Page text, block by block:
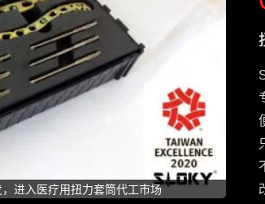
进入医疗用扭力套筒代工市场